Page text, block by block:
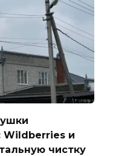
Wildberries и
чистку